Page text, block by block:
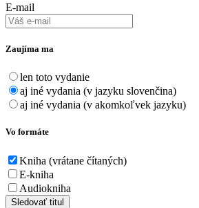
E-mail
Zaujíma ma
len toto vydanie
aj iné vydania (v jazyku slovenčina)
aj iné vydania (v akomkoľvek jazyku)
Vo formáte
Kniha (vrátane čítaných)
E-kniha
Audiokniha
Sledovať titul